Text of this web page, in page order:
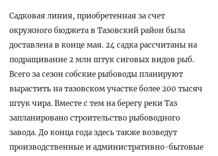
Садковая линия, приобретенная за счет
окружного бюджета в Тазовский район была
доставлена в конце мая. 24 садка рассчитаны на
подращивание 2 млн штук сиговых видов рыб.
Всего за сезон собские рыбоводы планируют
вырастить на тазовском участке более 200 тысяч
штук чира. Вместе с тем на берегу реки Таз
запланировано строительство рыбоводного
завода. До конца года здесь также возведут
производственные и административно-бытовые